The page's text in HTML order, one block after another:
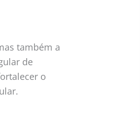
também a
de
o